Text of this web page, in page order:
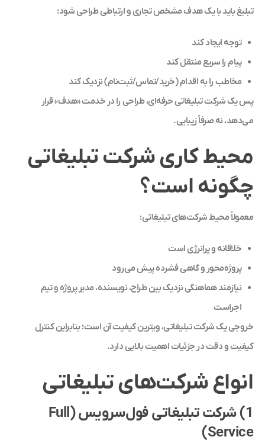
تبلیغ باید با یک هدف مشخص تجاری و ارتباطی طراحی شود:
توجه ایجاد کند
پیام را سریع منتقل کند
مخاطب را به اقدام (خرید/تماس/ثبت‌نام) نزدیک کند
پس یک شرکت تبلیغاتی حرفه‌ای، طراحی را در خدمت «هدف» قرار
می‌دهد، نه صرفاً زیبایی.
محیط کاری شرکت تبلیغاتی
چگونه است؟
معمولاً محیط شرکت‌های تبلیغاتی:
خلاقانه و پرانرژی است
پروژه‌محور و گاهی فشرده پیش می‌رود
نیازمند هماهنگی نزدیک بین طراح، نویسنده، مدیر پروژه و تیم
اجراست
خروجی یک شرکت تبلیغاتی، ویترین کیفیت آن است؛ بنابراین کنترل
کیفیت و دقت در جزئیات اهمیت بالایی دارد.
انواع شرکت‌های تبلیغاتی
1) شرکت تبلیغاتی فول‌سرویس (Full
Service)